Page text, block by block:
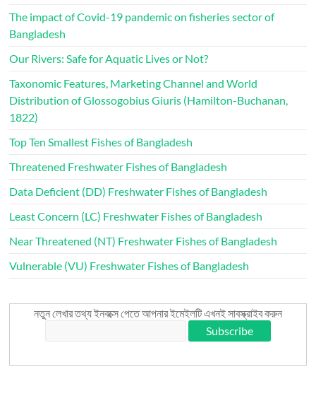
The impact of Covid-19 pandemic on fisheries sector of
Bangladesh
Our Rivers: Safe for Aquatic Lives or Not?
Taxonomic Features, Marketing Channel and World
Distribution of Glossogobius Giuris (Hamilton-Buchanan,
1822)
Top Ten Smallest Fishes of Bangladesh
Threatened Freshwater Fishes of Bangladesh
Data Deficient (DD) Freshwater Fishes of Bangladesh
Least Concern (LC) Freshwater Fishes of Bangladesh
Near Threatened (NT) Freshwater Fishes of Bangladesh
Vulnerable (VU) Freshwater Fishes of Bangladesh
নতুন লেখার তথ্য ইনবক্সে পেতে আপনার ইমেইলটি এখনই সাবস্ক্রাইব করুন